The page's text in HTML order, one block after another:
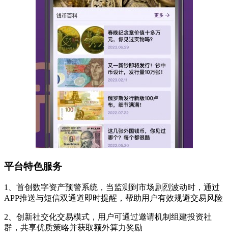
平台特色服务
1、首创数字资产预警系统，当监测到市场剧烈波动时，通过
APP推送与短信双通道即时提醒，帮助用户有效规避交易风险
2、创新社交化交易模式，用户可通过邀请机制组建投资社
群，共享优质策略并获取额外算力奖励